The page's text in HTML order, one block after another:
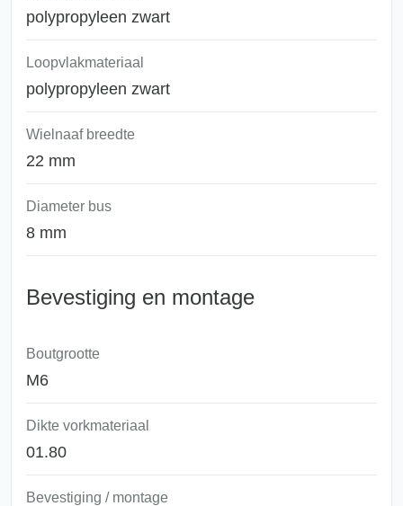
polypropyleen zwart
Loopvlakmateriaal
polypropyleen zwart
Wielnaaf breedte
22 mm
Diameter bus
8 mm
Bevestiging en montage
Boutgrootte
M6
Dikte vorkmateriaal
01.80
Bevestiging / montage